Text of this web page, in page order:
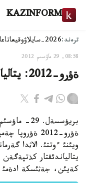
KAZINFORM
ترەند:2026-سايلاۋ وقيعا
08:58, 29 ماۋسىم 2012
ةؤرو-2012: يتاليا قذراماسئ گةرمانيانئ جةثدئ
بريؤسسةل.
ةؤرو-2012
ويئنئ ءوتتئ. الاثدا
يتالياندئقتار
كةيئن، جةثئسكة